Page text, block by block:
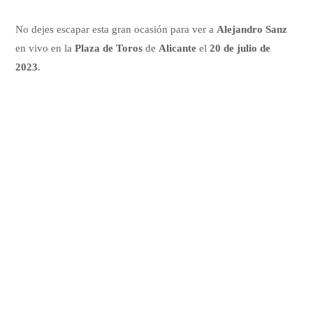
No dejes escapar esta gran ocasión para ver a Alejandro Sanz
en vivo en laPlaza de Toros de Alicanteel 20 de julio de
2023.